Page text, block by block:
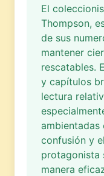
El
Thompson,
de sus
mantener
rescatables.
y capítulos
lectura
ambientadas
confusión y
protagonista
manera